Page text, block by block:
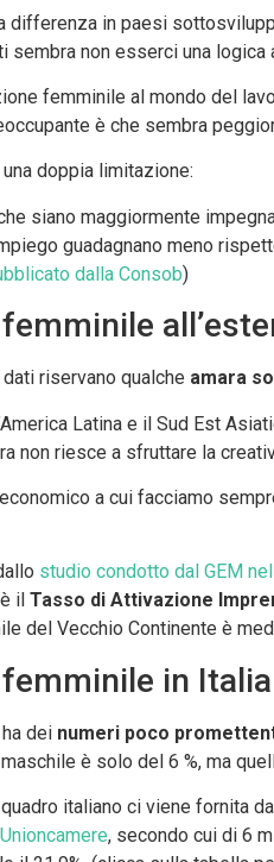
differenza in paesi
sembra non esserci una
femminile al mondo del
è che sembra
doppia limitazione:
siano maggiormente
guadagnano meno
dalla Consob)
riservano qualche amara
Latina e il Sud Est
non riesce a sfruttare la
a cui facciamo
studio condotto dal GEM
il Tasso di Attivazione
del Vecchio Continente è
in Italia
dei numeri poco
è solo del 6 %, ma
italiano ci viene fornita
, secondo cui di 6